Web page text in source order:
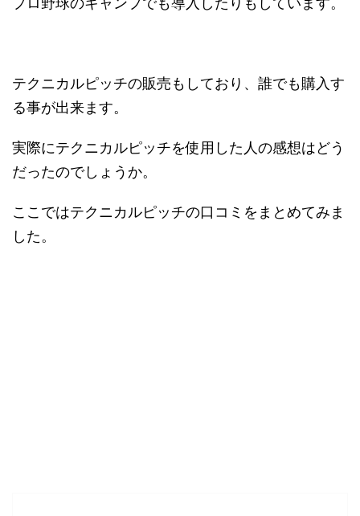
テクニカルピッチの販売もしており、誰でも購入す
る事が出来ます。
実際にテクニカルピッチを使用した人の感想はどう
だったのでしょうか。
ここではテクニカルピッチの口コミをまとめてみま
した。